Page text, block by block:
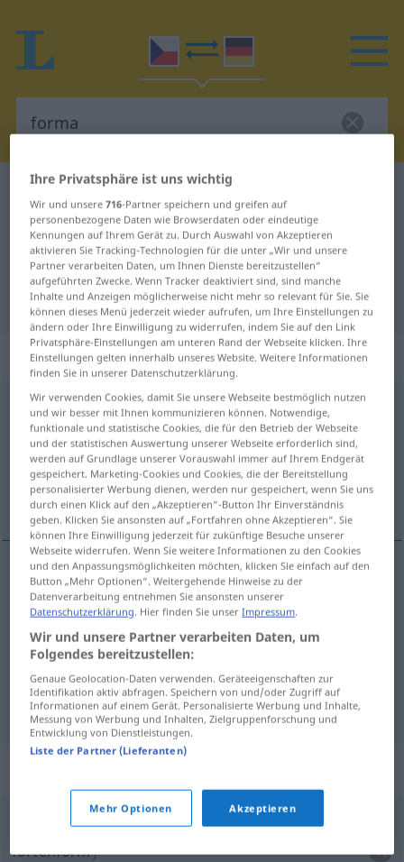
Tschechisch-Deutsch Wörterbuch
Tschechisch-Deutsch Übersetzung
für "forma"
"forma" Deutsch Übersetzung
„forma“: feminin
formaf <-rem>
Übersicht aller Übersetzungen
(Für mehr Details die Übersetzung anklicken/antippen)
Form, Form, Kondition
Formf forma
Formf forma SPORT
Konditionf forma SPORT
dortová forma
Tortenformf
Ihre Privatsphäre ist uns wichtig
Wir und unsere716-Partner speichern und greifen auf
personenbezogene Daten wie Browserdaten oder eindeutige
Kennungen auf Ihrem Gerät zu. Durch Auswahl von Akzeptieren
aktivieren Sie Tracking-Technologien für die unter „Wir und unsere
Partner verarbeiten Daten, um Ihnen Dienste bereitzustellen“
aufgeführten Zwecke. Wenn Tracker deaktiviert sind, sind manche
Inhalte und Anzeigen möglicherweise nicht mehr so relevant für Sie. Sie
können dieses Menü jederzeit wieder aufrufen, um Ihre Einstellungen zu
ändern oder Ihre Einwilligung zu widerrufen, indem Sie auf den Link
Privatsphäre-Einstellungen am unteren Rand der Webseite klicken. Ihre
Einstellungen gelten innerhalb unseres Website. Weitere Informationen
finden Sie in unserer Datenschutzerklärung.
Wir verwenden Cookies, damit Sie unsere Webseite bestmöglich nutzen
und wir besser mit Ihnen kommunizieren können. Notwendige,
funktionale und statistische Cookies, die für den Betrieb der Webseite
und der statistischen Auswertung unserer Webseite erforderlich sind,
werden auf Grundlage unserer Vorauswahl immer auf Ihrem Endgerät
gespeichert. Marketing-Cookies und Cookies, die der Bereitstellung
personalisierter Werbung dienen, werden nur gespeichert, wenn Sie uns
durch einen Klick auf den „Akzeptieren“-Button Ihr Einverständnis
geben. Klicken Sie ansonsten auf „Fortfahren ohne Akzeptieren“. Sie
können Ihre Einwilligung jederzeit für zukünftige Besuche unserer
Webseite widerrufen. Wenn Sie weitere Informationen zu den Cookies
und den Anpassungsmöglichkeiten möchten, klicken Sie einfach auf den
Button „Mehr Optionen“. Weitergehende Hinweise zu der
Datenverarbeitung entnehmen Sie ansonsten unserer
Datenschutzerklärung. Hier finden Sie unserImpressum.
Wir und unsere Partner verarbeiten Daten, um
Folgendes bereitzustellen:
Genaue Geolocation-Daten verwenden. Geräteeigenschaften zur
Identifikation aktiv abfragen. Speichern von und/oder Zugriff auf
Informationen auf einem Gerät. Personalisierte Werbung und Inhalte,
Messung von Werbung und Inhalten, Zielgruppenforschung und
Entwicklung von Dienstleistungen.
Liste der Partner (Lieferanten)
Mehr Optionen Akzeptieren